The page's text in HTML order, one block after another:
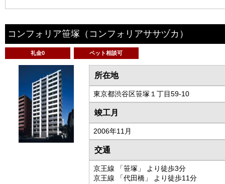
コンフォリア笹塚 （コンフォリアササヅカ）
礼金0 ペット相談可
所在地
東京都渋谷区笹塚１丁目59-10
竣工月
2006年11月
交通
京王線 「笹塚」 より徒歩3分
京王線 「代田橋」 より徒歩11分